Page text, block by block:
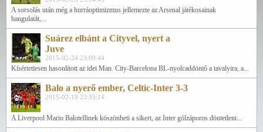
A sorsolás után még a hurráoptimizmus jellemezte az Arsenal játékosainak
hangulatát,...
Suárez elbánt a Cityvel, nyert a
Juve
2015-02-24 23:09:44
Kísértetiesen hasonlított az idei Man. City-Barcelona BL-nyolcaddöntő a tavalyira, a...
Balo a nyerő ember, Celtic-Inter 3-3
2015-02-19 23:35:14
A Liverpool Mario Balotellinek köszönheti a sikert, az Inter gólzáporos döntetlent...